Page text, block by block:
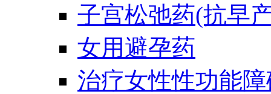
子宫松弛药(抗早
女用避孕药
治疗女性性功能